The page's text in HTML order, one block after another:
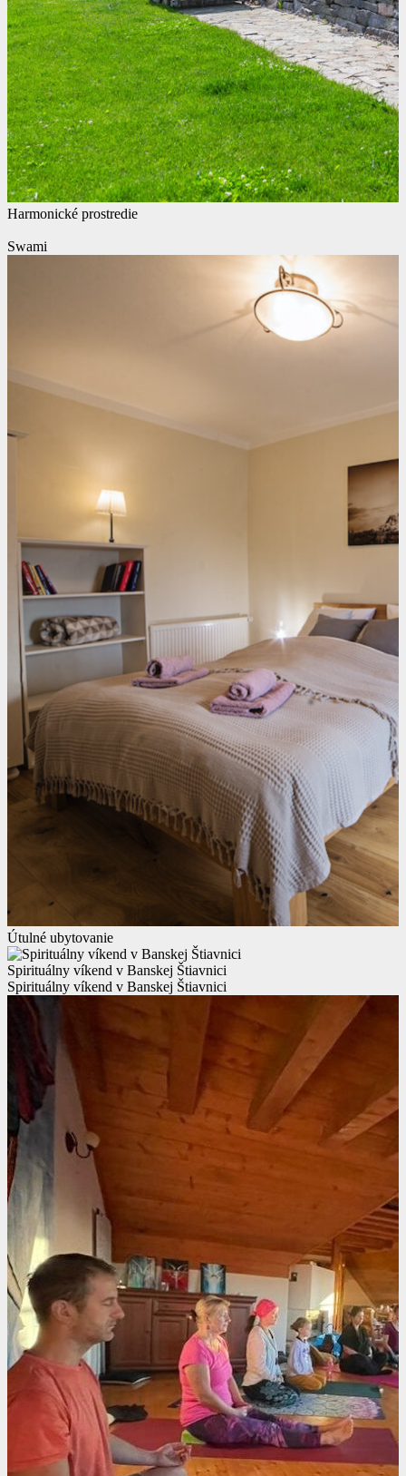
Harmonické prostredie
Swami
Útulné ubytovanie
Spirituálny víkend v Banskej Štiavnici
Spirituálny víkend v Banskej Štiavnici